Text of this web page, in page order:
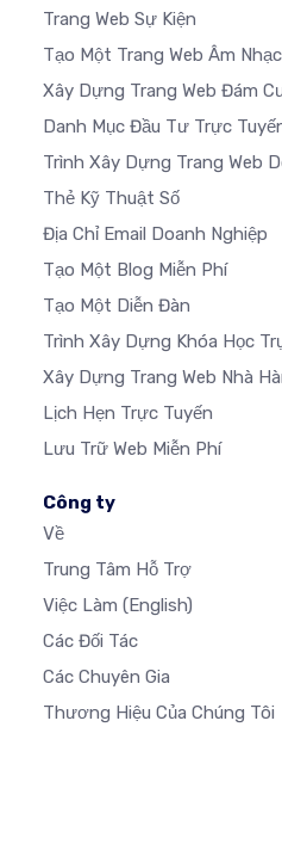
Trang Web Sự Kiện
Tạo Một Trang Web Âm Nhạc
Xây Dựng Trang Web Đám
Danh Mục Đầu Tư Trực
Trình Xây Dựng Trang Web
Thẻ Kỹ Thuật Số
Địa Chỉ Email Doanh Nghiệp
Tạo Một Blog Miễn Phí
Tạo Một Diễn Đàn
Trình Xây Dựng Khóa Học
Xây Dựng Trang Web Nhà
Lịch Hẹn Trực Tuyến
Lưu Trữ Web Miễn Phí
Công ty
Về
Trung Tâm Hỗ Trợ
Việc Làm (English)
Các Đối Tác
Các Chuyên Gia
Thương Hiệu Của Chúng Tôi